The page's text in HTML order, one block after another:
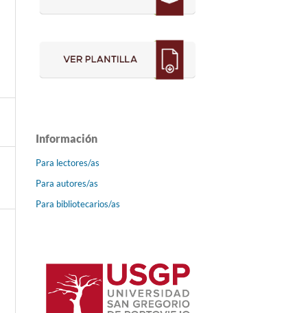
Información
Para lectores/as
Para autores/as
Para bibliotecarios/as